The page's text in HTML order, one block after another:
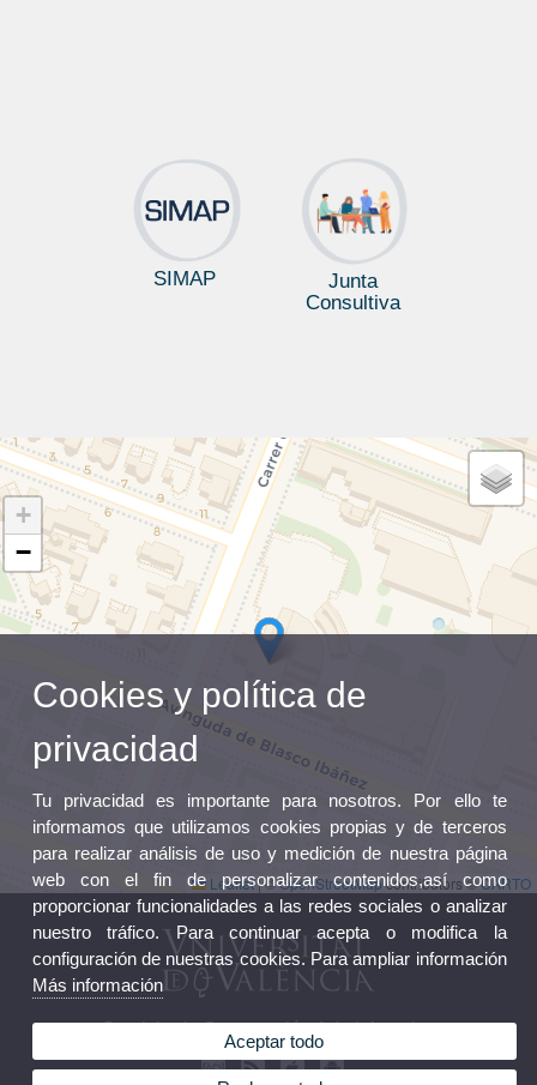
SIMAP
Junta
Consultiva
+
−
Leaflet|©OpenStreetMapcontributors ©CARTO
Servicio de Contratación Administrativa
Cookies y política de
privacidad
Tu privacidad es importante para nosotros. Por ello te
informamos que utilizamos cookies propias y de terceros
para realizar análisis de uso y medición de nuestra página
web con el fin de personalizar contenidos,así como
proporcionar funcionalidades a las redes sociales o analizar
nuestro tráfico. Para continuar acepta o modifica la
configuración de nuestras cookies. Para ampliar información
Más información
Aceptar todo